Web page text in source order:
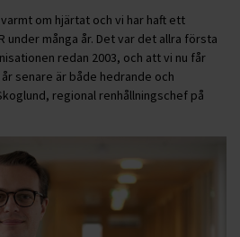
om hjärtat och vi har haft ett
under många år. Det var det allra första
redan 2003, och att vi nu får
senare är både hedrande och
regional renhållningschef på